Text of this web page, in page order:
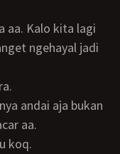
ngehayal jadi
aa.
koq.